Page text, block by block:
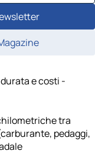
e costi -
tra
pedaggi,